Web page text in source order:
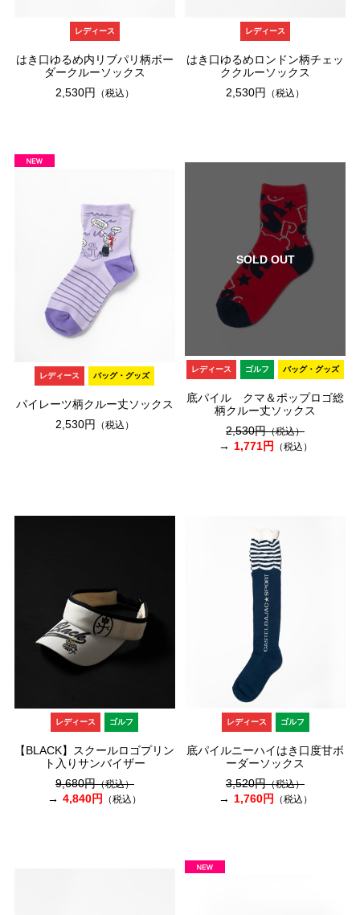
レディース
はき口ゆるめ内リブパリ柄ボー
ダークルーソックス
2,530円
（税込）
レディース
はき口ゆるめロンドン柄チェッ
ククルーソックス
2,530円
（税込）
レディース バッグ・グッズ
パイレーツ柄クルー丈ソックス
2,530円
（税込）
SOLD OUT
レディース ゴルフ バッグ・グッズ
底パイル クマ＆ポップロゴ総
柄クルー丈ソックス
2,530円（税込）
1,771円 （税込）
レディース ゴルフ
【BLACK】スクールロゴプリン
ト入りサンバイザー
9,680円（税込）
4,840円 （税込）
レディース ゴルフ
底パイルニーハイはき口度甘ボ
ーダーソックス
3,520円（税込）
1,760円 （税込）